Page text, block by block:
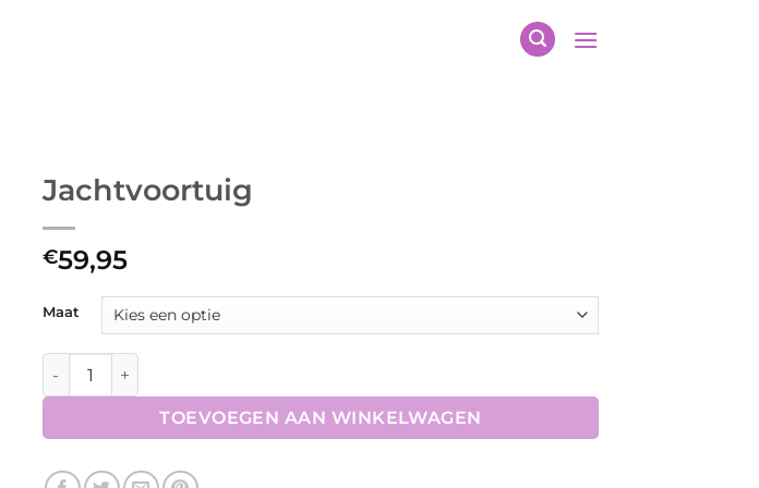
Jachtvoortuig
€59,95
Maat
Jachtvoortuig aantal
TOEVOEGEN AAN WINKELWAGEN